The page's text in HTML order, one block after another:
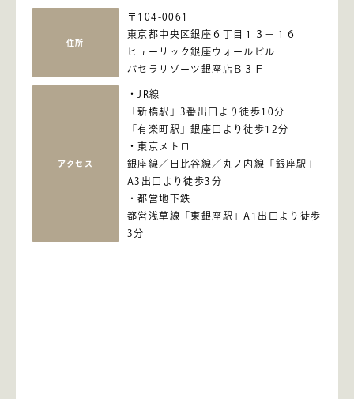
住所
〒104-0061
東京都中央区銀座６丁目１３－１６
ヒューリック銀座ウォールビル
パセラリゾーツ銀座店Ｂ３Ｆ
アクセス
JR線
「新橋駅」3番出口より徒歩10分
「有楽町駅」銀座口より徒歩12分
東京メトロ
銀座線／日比谷線／丸ノ内線「銀座駅」
A3出口より徒歩3分
都営地下鉄
都営浅草線「東銀座駅」A1出口より徒歩
3分